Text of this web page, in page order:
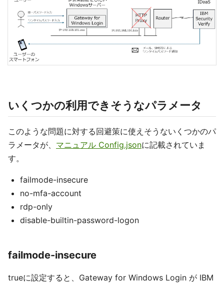
いくつかの利用できそうなパラメータ
このような問題に対する回避策に使えそうないくつかのパ
ラメータが、 マニュアル Config.jsonに記載されていま
す。
failmode-insecure
no-mfa-account
rdp-only
disable-builtin-password-logon
failmode-insecure
trueに設定すると、Gateway for Windows Login が IBM